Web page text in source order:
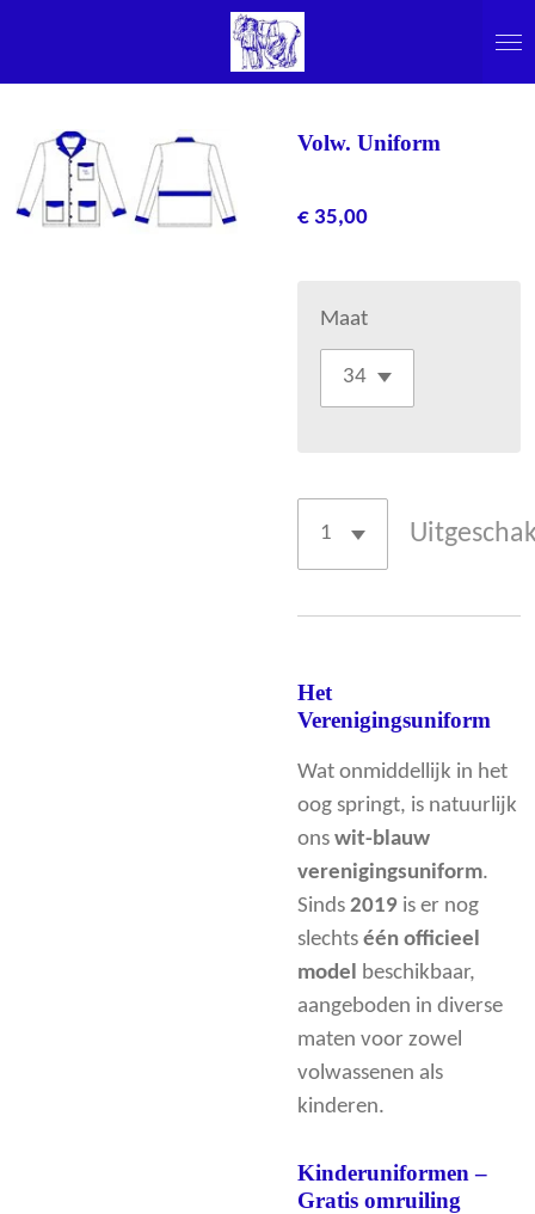
hoofdinhoud
Volw. Uniform
€ 35,00
Maat
Het
Verenigingsuniform
Wat onmiddellijk in het
oog springt, is natuurlijk
ons wit-blauw
verenigingsuniform.
Sinds 2019 is er nog
slechts één officieel
model beschikbaar,
aangeboden in diverse
maten voor zowel
volwassenen als
kinderen.
Kinderuniformen –
Gratis omruiling